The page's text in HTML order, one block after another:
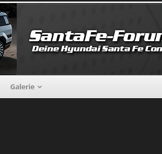
Galerie